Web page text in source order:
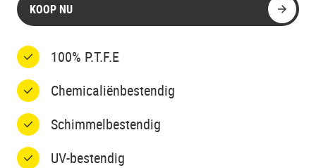
KOOP NU
100% P.T.F.E
Chemicaliënbestendig
Schimmelbestendig
UV-bestendig